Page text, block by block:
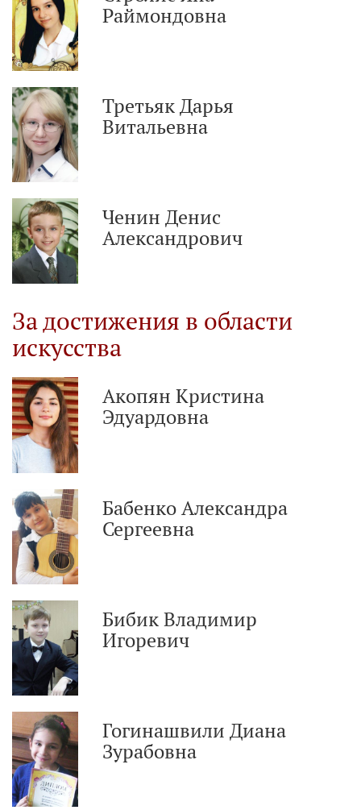
Раймондовна
Третьяк Дарья
Витальевна
Ченин Денис
Александрович
За достижения в области
искусства
Акопян Кристина
Эдуардовна
Бабенко Александра
Сергеевна
Бибик Владимир
Игоревич
Гогинашвили Диана
Зурабовна